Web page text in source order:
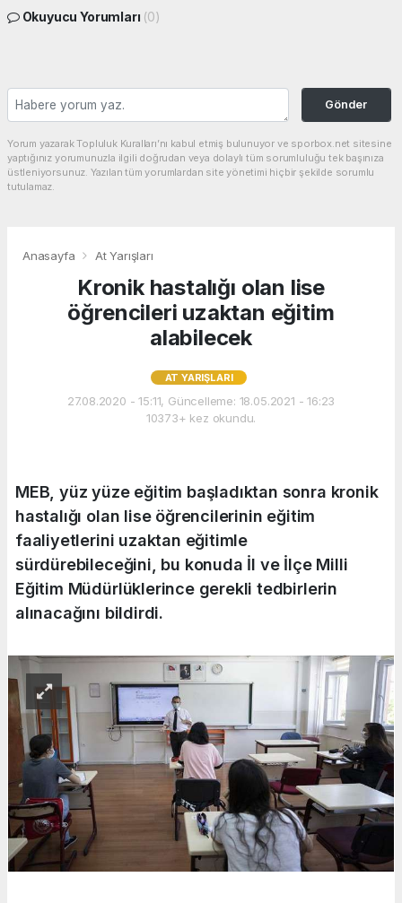
Okuyucu Yorumları (0)
Gönder
Yorum yazarak Topluluk Kuralları’nı kabul etmiş bulunuyor ve sporbox.net sitesine
yaptığınız yorumunuzla ilgili doğrudan veya dolaylı tüm sorumluluğu tek başınıza
üstleniyorsunuz. Yazılan tüm yorumlardan site yönetimi hiçbir şekilde sorumlu
tutulamaz.
Anasayfa At Yarışları
Kronik hastalığı olan lise
öğrencileri uzaktan eğitim
alabilecek
AT YARIŞLARI
27.08.2020 - 15:11, Güncelleme: 18.05.2021 - 16:23
10373+ kez okundu.
MEB, yüz yüze eğitim başladıktan sonra kronik
hastalığı olan lise öğrencilerinin eğitim
faaliyetlerini uzaktan eğitimle
sürdürebileceğini, bu konuda İl ve İlçe Milli
Eğitim Müdürlüklerince gerekli tedbirlerin
alınacağını bildirdi.